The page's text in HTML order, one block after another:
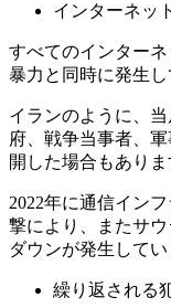
インターネッ
すべてのインター
暴力と同時に発生し
イランのように、
府、戦争当事者、
開した場合もありま
2022年に通信イン
撃により、またサ
ダウンが発生してい
繰り返される